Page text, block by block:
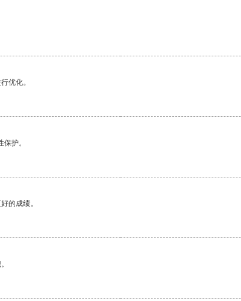
优化。
护。
的成绩。